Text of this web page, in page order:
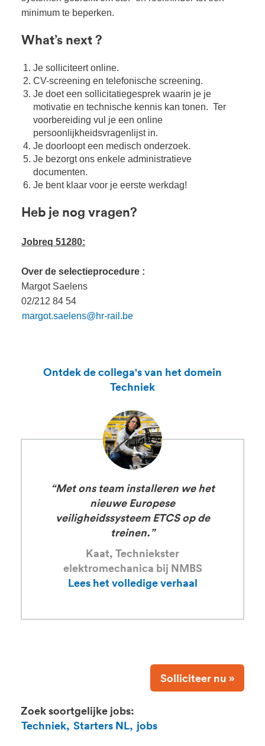
minimum te beperken.
What’s next ?
Je solliciteert online.
CV-screening en telefonische screening.
Je doet een sollicitatiegesprek waarin je je
motivatie en technische kennis kan tonen. Ter
voorbereiding vul je een online
persoonlijkheidsvragenlijst in.
Je doorloopt een medisch onderzoek.
Je bezorgt ons enkele administratieve
documenten.
Je bent klaar voor je eerste werkdag!
Heb je nog vragen?
Jobreq 51280:
Over de selectieprocedure :
Margot Saelens
02/212 84 54
margot.saelens@hr-rail.be
Ontdek de collega's van het domein
Techniek
“Met ons team installeren we het
nieuwe Europese
veiligheidssysteem ETCS op de
treinen.”
Kaat, Techniekster
elektromechanica bij NMBS
Lees het volledige verhaal
Solliciteer nu »
Zoek soortgelijke jobs:
Techniek, Starters NL, jobs